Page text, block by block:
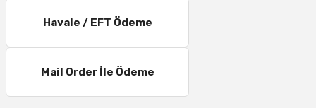
Havale / EFT Ödeme
Mail Order İle Ödeme